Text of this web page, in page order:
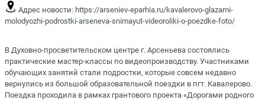
Адрес новости: https://arseniev-eparhia.ru/kavalerovo-glazami-
molodyozhi-podrostki-arseneva-snimayut-videoroliki-o-poezdke-foto/
В Духовно-просветительском центре г. Арсеньева состоялись
практические мастер-классы по видеопроизводству. Участниками
обучающих занятий стали подростки, которые совсем недавно
вернулись из большой образовательной поездки в пгт. Кавалерово.
Поездка проходила в рамках грантового проекта «Дорогами родного